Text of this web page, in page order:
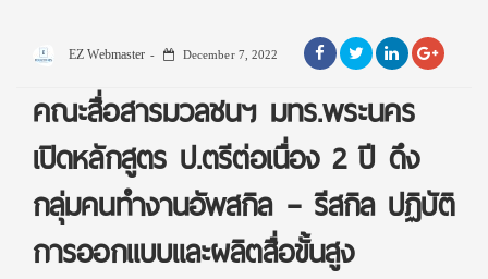
EZ Webmaster December 7, 2022
คณะสื่อสารมวลชนฯ มทร.พระนคร
เปิดหลักสูตร ป.ตรีต่อเนื่อง 2 ปี ดึง
กลุ่มคนทำงานอัพสกิล – รีสกิล ปฏิบัติ
การออกแบบและผลิตสื่อขั้นสูง